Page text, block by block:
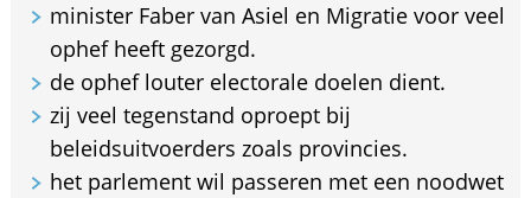
minister Faber van Asiel en Migratie voor veel
ophef heeft gezorgd.
de ophef louter electorale doelen dient.
zij veel tegenstand oproept bij
beleidsuitvoerders zoals provincies.
het parlement wil passeren met een noodwet